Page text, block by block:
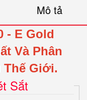
Mô tả
- E Gold
Và Phân
Thế Giới.
Sắt